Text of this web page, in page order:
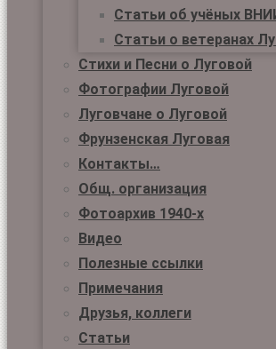
Статьи об учёных
Статьи о ветеранах
Стихи и Песни о Луговой
Фотографии Луговой
Луговчане о Луговой
Фрунзенская Луговая
Контакты…
Общ. организация
Фотоархив 1940-х
Видео
Полезные ссылки
Примечания
Друзья, коллеги
Статьи